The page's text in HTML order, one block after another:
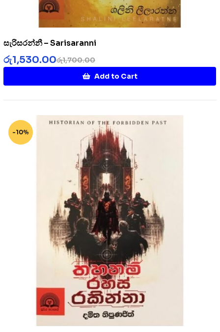
සැරිසරන්නී – Sarisaranni
රු1,700.00
රු1,530.00
Add to Cart
-10%